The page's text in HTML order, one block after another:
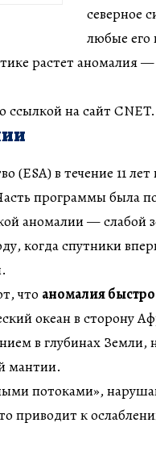
северное
любые его
растет аномалия —
на сайт CNET.
(ESA) в течение 11
программы была
аномалии — слабой
когда спутники
что аномалия
океан в сторону
в глубинах Земли,
мантии.
потоками»,
приводит к